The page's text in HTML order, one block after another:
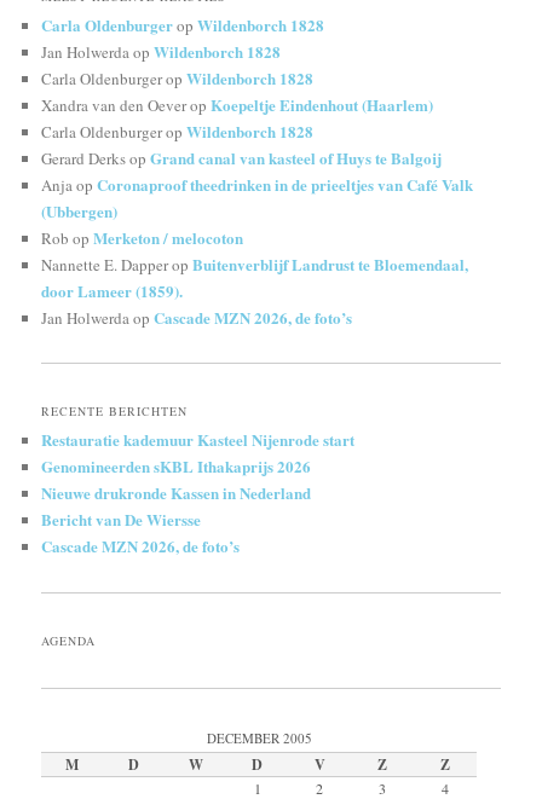
Carla OldenburgeropWildenborch 1828
Jan Holwerda opWildenborch 1828
Carla OldenburgeropWildenborch 1828
Xandra van den OeveropKoepeltje Eindenhout (Haarlem)
Carla OldenburgeropWildenborch 1828
Gerard DerksopGrand canal van kasteel of Huys te Balgoij
Anja opCoronaproof theedrinken in de prieeltjes van Café Valk
(Ubbergen)
Rob opMerketon / melocoton
Nannette E. DapperopBuitenverblijf Landrust te Bloemendaal,
door Lameer (1859).
Jan Holwerda opCascade MZN 2026, de foto’s
RECENTE BERICHTEN
Restauratie kademuur Kasteel Nijenrode start
Genomineerden sKBL Ithakaprijs 2026
Nieuwe drukronde Kassen in Nederland
Bericht van De Wiersse
Cascade MZN 2026, de foto’s
AGENDA
DECEMBER 2005
M D W D V Z Z
1 2 3 4